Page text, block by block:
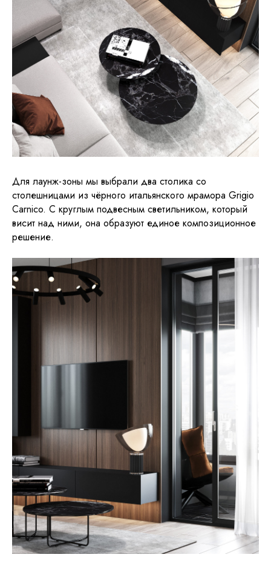
Для лаунж-зоны мы выбрали два столика со
столешницами из чёрного итальянского мрамора Grigio
Carnico. С круглым подвесным светильником, который
висит над ними, она образуют единое композиционное
решение.